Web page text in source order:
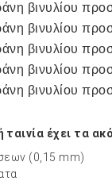
ταινία έχει τα
(0,15 mm)